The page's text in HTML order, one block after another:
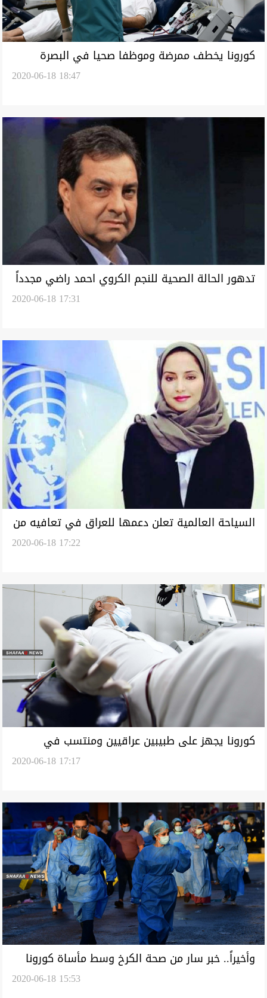
كورونا يخطف ممرضة وموظفا صحيا في البصرة
2020-06-18 18:47
تدهور الحالة الصحية للنجم الكروي احمد راضي مجدداً
2020-06-18 17:31
السياحة العالمية تعلن دعمها للعراق في تعافيه من
2020-06-18 17:22
كورونا يجهز على طبيبين عراقيين ومنتسب في
2020-06-18 17:17
وأخيراً.. خبر سار من صحة الكرخ وسط مأساة كورونا
2020-06-18 15:53